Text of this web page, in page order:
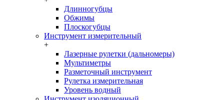
Длинногубцы
Обжимы
Плоскогубцы
Инструмент измерительный
+
Лазерные рулетки (дальномеры)
Мультиметры
Разметочный инструмент
Рулетка измерительная
Уровень водный